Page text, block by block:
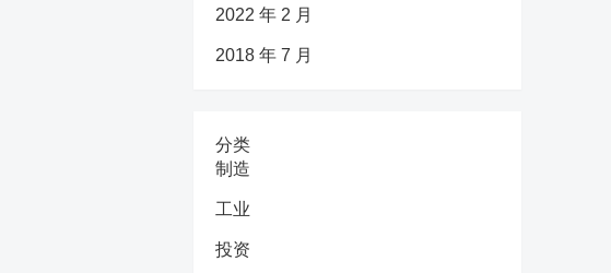
2022 年 2 月
2018 年 7 月
分类
制造
工业
投资